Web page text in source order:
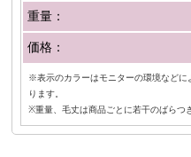
重量：
価格：
※表示のカラーはモニターの環境などに
ります。
※重量、毛丈は商品ごとに若干のばらつ